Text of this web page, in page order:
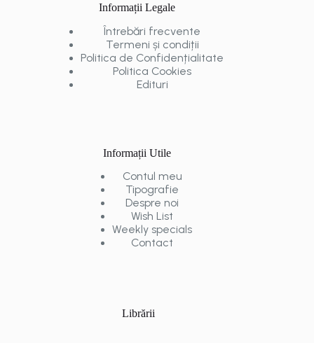
Informații Legale
Întrebări frecvente
Termeni și condiții
Politica de Confidențialitate
Politica Cookies
Edituri
Informații Utile
Contul meu
Tipografie
Despre noi
Wish List
Weekly specials
Contact
Librării